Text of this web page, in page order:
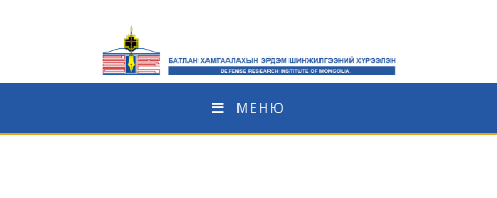
МЕНЮ